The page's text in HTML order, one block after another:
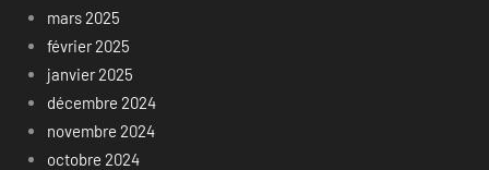
mars 2025
février 2025
janvier 2025
décembre 2024
novembre 2024
octobre 2024